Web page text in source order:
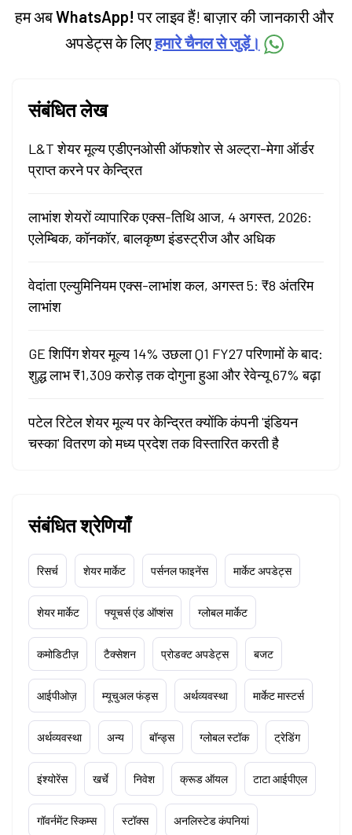
हम अबWhatsApp! पर लाइव हैं! बाज़ार की जानकारी और
अपडेट्स के लिएहमारे चैनल से जुड़ें।
संबंधित लेख
L&T शेयर मूल्य एडीएनओसी ऑफशोर से अल्ट्रा-मेगा ऑर्डर
प्राप्त करने पर केन्द्रित
लाभांश शेयरों व्यापारिक एक्स-तिथि आज, 4 अगस्त, 2026:
एलेम्बिक, कॉनकॉर, बालकृष्ण इंडस्ट्रीज और अधिक
वेदांता एल्युमिनियम एक्स-लाभांश कल, अगस्त 5: ₹8 अंतरिम
लाभांश
GE शिपिंग शेयर मूल्य 14% उछला Q1 FY27 परिणामों के बाद:
शुद्ध लाभ ₹1,309 करोड़ तक दोगुना हुआ और रेवेन्यू 67% बढ़ा
पटेल रिटेल शेयर मूल्य पर केन्द्रित क्योंकि कंपनी 'इंडियन
चस्का' वितरण को मध्य प्रदेश तक विस्तारित करती है
संबंधित श्रेणियाँ
रिसर्च शेयर मार्केट पर्सनल फाइनेंस मार्केट अपडेट्स
शेयर मार्केट फ्यूचर्स एंड ऑप्शंस ग्लोबल मार्केट
कमोडिटीज़ टैक्सेशन प्रोडक्ट अपडेट्स बजट
आईपीओज़ म्यूचुअल फंड्स अर्थव्यवस्था मार्केट मास्टर्स
अर्थव्यवस्था अन्य बॉन्ड्स ग्लोबल स्टॉक ट्रेडिंग
इंश्योरेंस खर्चे निवेश क्रूड ऑयल टाटा आईपीएल
गॉवर्नमेंट स्किम्स स्टॉक्स अनलिस्टेड कंपनियां